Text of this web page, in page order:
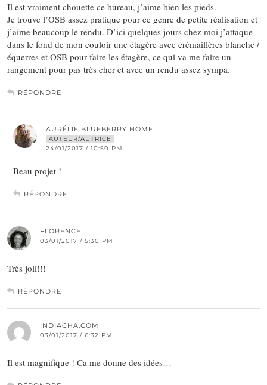
Il est vraiment chouette ce bureau, j’aime bien les pieds.
Je trouve l’OSB assez pratique pour ce genre de petite réalisation et
j’aime beaucoup le rendu. D’ici quelques jours chez moi j’attaque
dans le fond de mon couloir une étagère avec crémaillères blanche /
équerres et OSB pour faire les étagère, ce qui va me faire un
rangement pour pas très cher et avec un rendu assez sympa.
RÉPONDRE
AURÉLIE BLUEBERRY HOME
AUTEUR/AUTRICE
24/01/2017 / 10:50 PM
Beau projet !
RÉPONDRE
FLORENCE
03/01/2017 / 5:30 PM
Très joli!!!
RÉPONDRE
INDIACHA.COM
03/01/2017 / 6:32 PM
Il est magnifique ! Ca me donne des idées…